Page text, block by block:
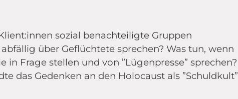
sozial benachteiligte Gruppen
über Geflüchtete sprechen? Was tun, wenn
in Frage stellen und von ”Lügenpresse” sprechen?
das Gedenken an den Holocaust als ”Schuldkult”